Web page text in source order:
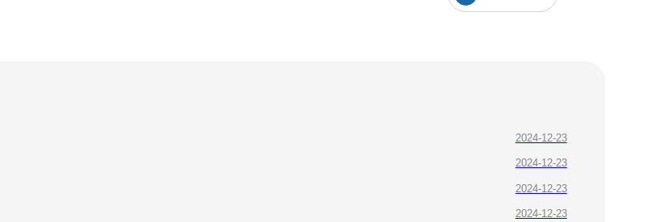
2024-12-23
2024-12-23
2024-12-23
2024-12-23